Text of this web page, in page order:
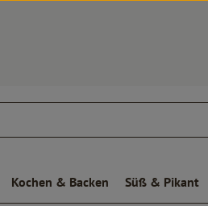
Kochen & Backen Süß & Pikant